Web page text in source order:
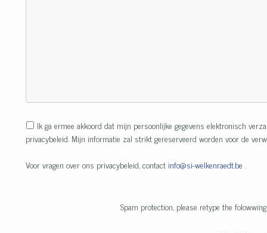
Ik ga ermee akkoord dat mijn persoonlijke gegevens elektronisch
privacybeleid. Mijn informatie zal strikt gereserveerd worden voor de
Voor vragen over ons privacybeleid, contact info@si-welkenraedt.be .
Spam protection, please retype the